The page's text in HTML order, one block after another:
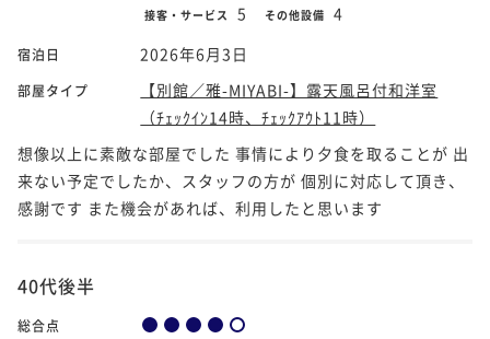
接客・サービス 5 その他設備 4
宿泊日 2026年6月3日
部屋タイプ
【別館／雅-MIYABI-】露天風呂付和洋室
（ﾁｪｯｸｲﾝ14時、ﾁｪｯｸｱｳﾄ11時）
想像以上に素敵な部屋でした 事情により夕食を取ることが 出
来ない予定でしたか、スタッフの方が 個別に対応して頂き、
感謝です また機会があれば、利用したと思います
40代後半
総合点